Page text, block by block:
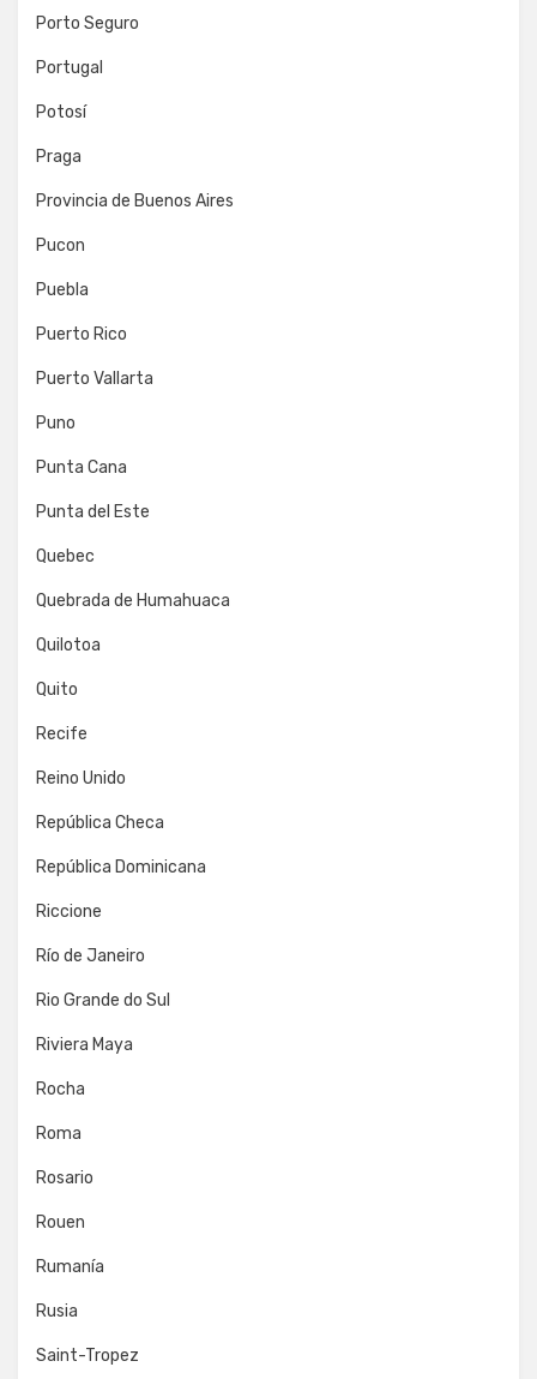
Porto Seguro
Portugal
Potosí
Praga
Provincia de Buenos Aires
Pucon
Puebla
Puerto Rico
Puerto Vallarta
Puno
Punta Cana
Punta del Este
Quebec
Quebrada de Humahuaca
Quilotoa
Quito
Recife
Reino Unido
República Checa
República Dominicana
Riccione
Río de Janeiro
Rio Grande do Sul
Riviera Maya
Rocha
Roma
Rosario
Rouen
Rumanía
Rusia
Saint-Tropez